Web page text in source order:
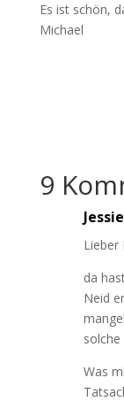
Es ist schön,
Michael
9
Jessie
Lieber
da
Neid
solche
Was